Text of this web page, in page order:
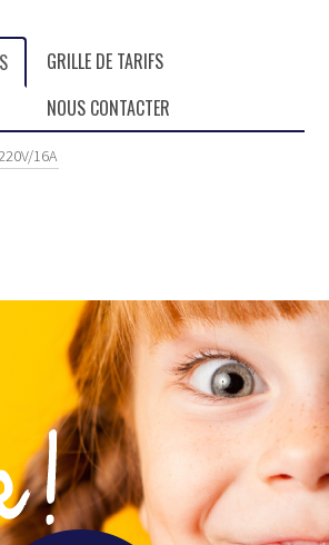
GRILLE DE TARIFS
NOUS CONTACTER
16A